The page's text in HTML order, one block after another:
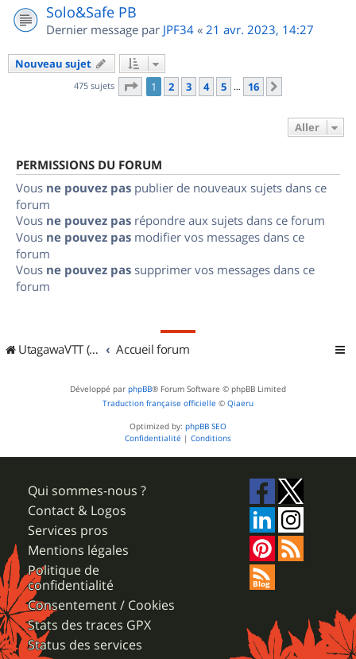
Solo&Safe PB
Dernier message par JPF34 « 21 avr. 2023, 14:27
Nouveau sujet
475 sujets Page 1sur
1 2 3 4 5 … 16
Aller
PERMISSIONS DU FORUM
Vous ne pouvez pas publier de nouveaux sujets dans ce
forum
Vous ne pouvez pas répondre aux sujets dans ce forum
Vous ne pouvez pas modifier vos messages dans ce
forum
Vous ne pouvez pas supprimer vos messages dans ce
forum
UtagawaVTT (Randos VTT et VTTAE avec traces GPS) Accueil forum
Développé par phpBB® Forum Software © phpBB Limited
Traduction française officielle © Qiaeru
Optimized by: phpBB SEO
Confidentialité | Conditions
Qui sommes-nous ?
Contact & Logos
Services pros
Mentions légales
Politique de
confidentialité
Consentement / Cookies
Stats des traces GPX
Status des services